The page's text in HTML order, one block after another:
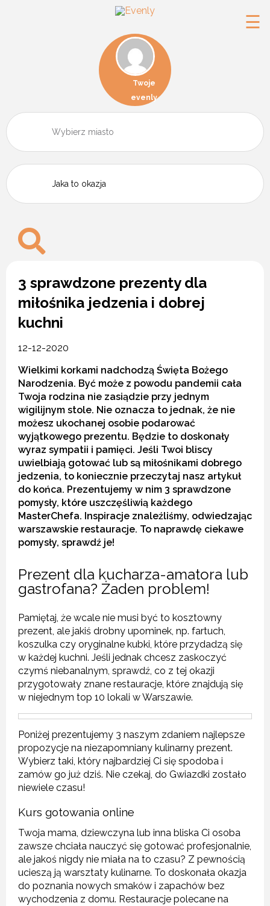
☰
Twoje
evenly
3 sprawdzone prezenty dla
miłośnika jedzenia i dobrej
kuchni
12-12-2020
Wielkimi korkami nadchodzą Święta Bożego
Narodzenia. Być może z powodu pandemii cała
Twoja rodzina nie zasiądzie przy jednym
wigilijnym stole. Nie oznacza to jednak, że nie
możesz ukochanej osobie podarować
wyjątkowego prezentu. Będzie to doskonały
wyraz sympatii i pamięci. Jeśli Twoi bliscy
uwielbiają gotować lub są miłośnikami dobrego
jedzenia, to koniecznie przeczytaj nasz artykuł
do końca. Prezentujemy w nim 3 sprawdzone
pomysły, które uszczęśliwią każdego
MasterChefa. Inspiracje znaleźliśmy, odwiedzając
warszawskie restauracje. To naprawdę ciekawe
pomysły, sprawdź je!
Prezent dla kucharza-amatora lub
gastrofana? Żaden problem!
Pamiętaj, że wcale nie musi być to kosztowny
prezent, ale jakiś drobny upominek, np. fartuch,
koszulka czy oryginalne kubki, które przydadzą się
w każdej kuchni. Jeśli jednak chcesz zaskoczyć
czymś niebanalnym, sprawdź, co z tej okazji
przygotowały znane restauracje, które znajdują się
w niejednym top 10 lokali w Warszawie.
Poniżej prezentujemy 3 naszym zdaniem najlepsze
propozycje na niezapomniany kulinarny prezent.
Wybierz taki, który najbardziej Ci się spodoba i
zamów go już dziś. Nie czekaj, do Gwiazdki zostało
niewiele czasu!
Kurs gotowania online
Twoja mama, dziewczyna lub inna bliska Ci osoba
zawsze chciała nauczyć się gotować profesjonalnie,
ale jakoś nigdy nie miała na to czasu? Z pewnością
ucieszą ją warsztaty kulinarne. To doskonała okazja
do poznania nowych smaków i zapachów bez
wychodzenia z domu. Restauracje polecane na